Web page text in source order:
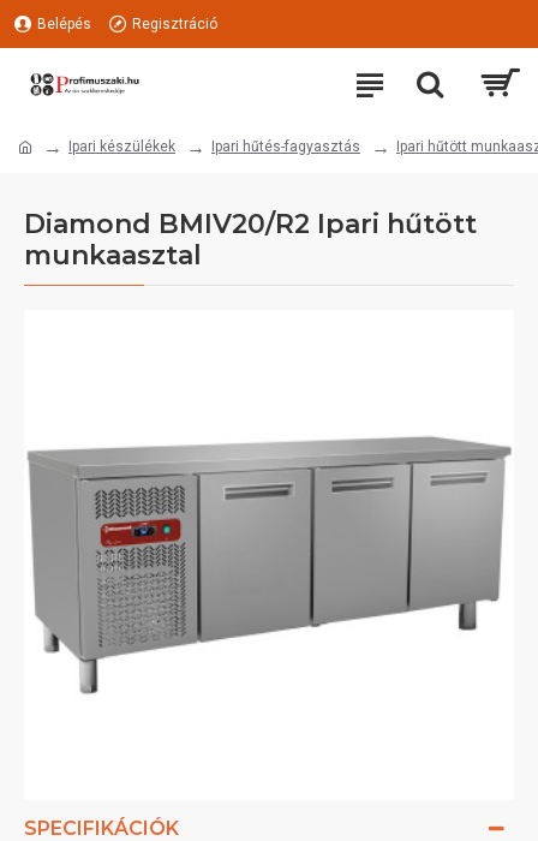
Belépés Regisztráció
Ipari készülékek Ipari hűtés-fagyasztás Ipari hűtött
Diamond BMIV20/R2 Ipari hűtött
munkaasztal
SPECIFIKÁCIÓK